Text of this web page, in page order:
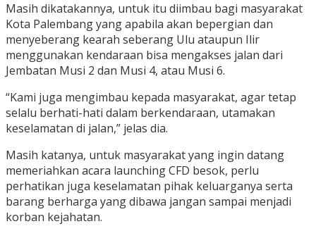
Masih dikatakannya, untuk itu diimbau bagi masyarakat
Kota Palembang yang apabila akan bepergian dan
menyeberang kearah seberang Ulu ataupun Ilir
menggunakan kendaraan bisa mengakses jalan dari
Jembatan Musi 2 dan Musi 4, atau Musi 6.
“Kami juga mengimbau kepada masyarakat, agar tetap
selalu berhati-hati dalam berkendaraan, utamakan
keselamatan di jalan,” jelas dia.
Masih katanya, untuk masyarakat yang ingin datang
memeriahkan acara launching CFD besok, perlu
perhatikan juga keselamatan pihak keluarganya serta
barang berharga yang dibawa jangan sampai menjadi
korban kejahatan.